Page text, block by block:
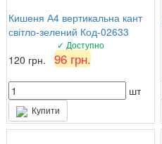
Кишеня А4 вертикальна кант
світло-зелений Код-02633
✓ Доступно
120 грн. 96 грн.
шт
Купити